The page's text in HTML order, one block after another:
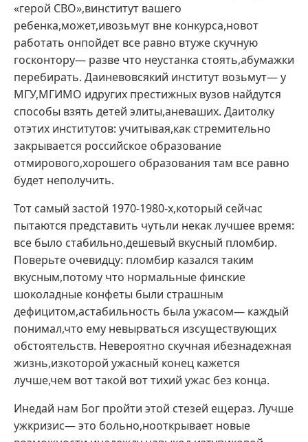
«герой СВО»,винститут вашего
ребенка,может,ивозьмут вне конкурса,новот
работать онпойдет все равно втуже скучную
госконтору— разве что неустанка стоять,абумажки
перебирать. Даиневовсякий институт возьмут— у
МГУ,МГИМО идругих престижных вузов найдутся
способы взять детей элиты,аневаших. Даитолку
отэтих институтов: учитывая,как стремительно
закрывается российское образование
отмирового,хорошего образования там все равно
будет неполучить.
Тот самый застой 1970-1980-х,который сейчас
пытаются представить чутьли некак лучшее время:
все было стабильно,дешевый вкусный пломбир.
Поверьте очевидцу: пломбир казался таким
вкусным,потому что нормальные финские
шоколадные конфеты были страшным
дефицитом,астабильность была ужасом— каждый
понимал,что ему невырваться изсуществующих
обстоятельств. Невероятно скучная ибезнадежная
жизнь,изкоторой ужасный конец кажется
лучше,чем вот такой вот тихий ужас без конца.
Инедай нам Бог пройти этой стезей ещераз. Лучше
ужкризис— это больно,нооткрывает новые